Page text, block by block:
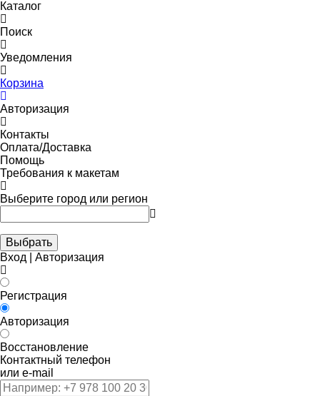
Каталог
Поиск
Уведомления
Корзина
Авторизация
Контакты
Оплата/Доставка
Помощь
Требования к макетам
Выберите город или регион
Выбрать
Вход | Авторизация
Регистрация
Авторизация
Восстановление
Контактный телефон
или e-mail